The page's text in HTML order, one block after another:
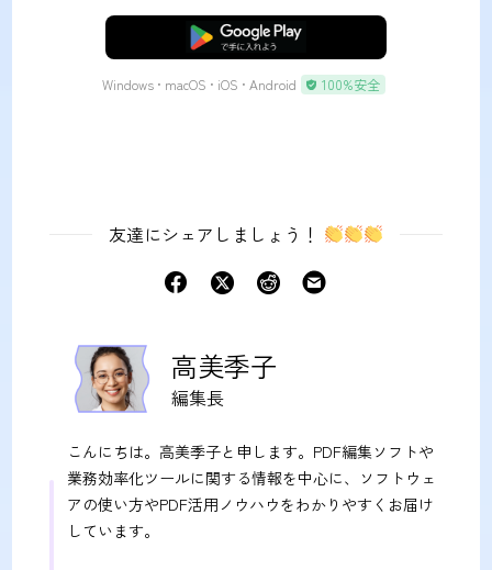
無料ダウンロード
Windows • macOS • iOS • Android 100%安全
友達にシェアしましょう！
高美季子
編集長
こんにちは。高美季子と申します。PDF編集ソフトや
業務効率化ツールに関する情報を中心に、ソフトウェ
アの使い方やPDF活用ノウハウをわかりやすくお届け
しています。